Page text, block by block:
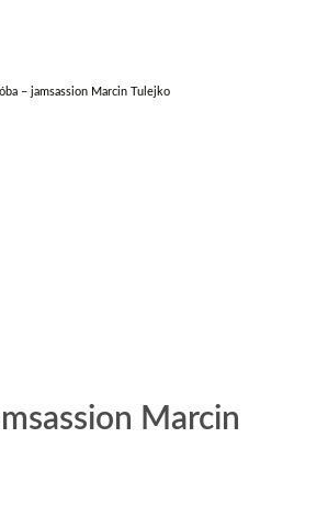
– jamsassion Marcin Tulejko
Marcin